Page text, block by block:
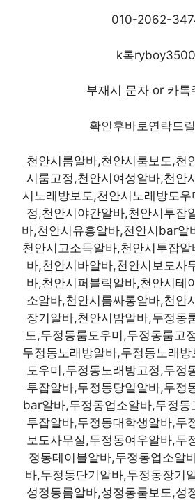
010-2062-
k톡ryboy3500
부재시 문자 or 카톡
확인후바로연락드
천안시룸알바,천안시룸보도,천
시룸고정,천안시여성알바,천안
시노래방보도,천안시노래방도
정,천안시야간알바,천안시투잡
바,천안시유흥알바,천안시bar알
천안시고소득알바,천안시투잡
바,천안시바알바,천안시보도사
바,천안시퍼블릭알바,천안시테
소알바,천안시룸싸롱알바,천안
장기알바,천안시밤알바,두정동
도,두정동룸도우미,두정동룸고
두정동노래방알바,두정동노래
도우미,두정동노래방고정,두정
투잡알바,두정동당일알바,두정
bar알바,두정동업소알바,두정동
투잡알바,두정동대학생알바,두
보도사무실,두정동여우알바,두
정동테이블알바,두정동업소알
바,두정동단기알바,두정동장기
성정동룸알바,성정동룸보도,성